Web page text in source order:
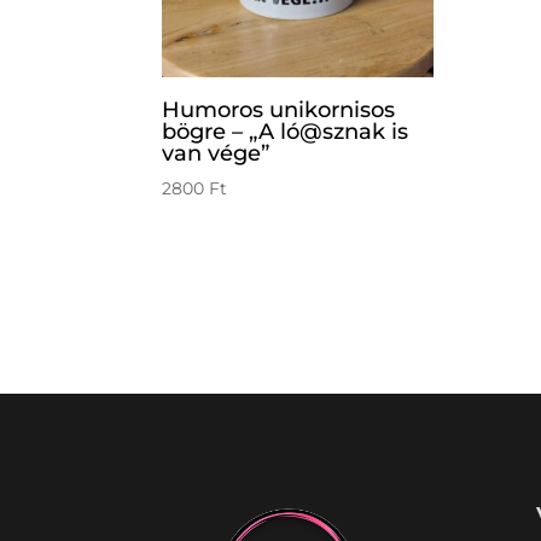
Humoros unikornisos
bögre – „A ló@sznak is
van vége”
2800 Ft